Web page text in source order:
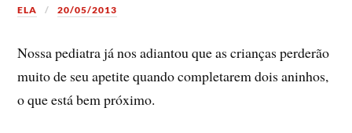
ELA 20/05/2013
Nossa pediatra já nos adiantou que as crianças perderão
muito de seu apetite quando completarem dois aninhos,
o que está bem próximo.